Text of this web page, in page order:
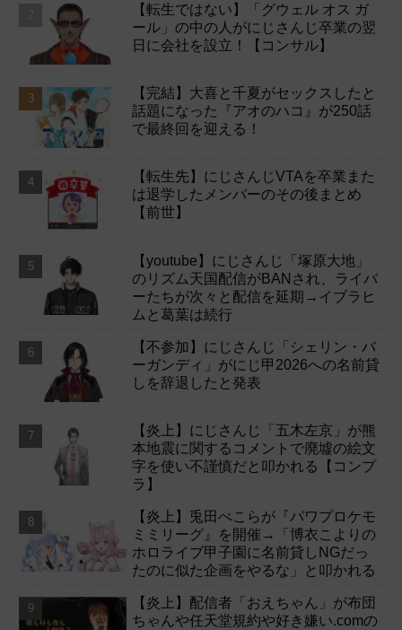
【転生ではない】「グウェル オス ガ
ール」の中の人がにじさんじ卒業の翌
日に会社を設立！【コンサル】
【完結】大喜と千夏がセックスしたと
話題になった『アオのハコ』が250話
で最終回を迎える！
【転生先】にじさんじVTAを卒業また
は退学したメンバーのその後まとめ
【前世】
【youtube】にじさんじ「塚原大地」
のリズム天国配信がBANされ、ライバ
ーたちが次々と配信を延期→イブラヒ
ムと葛葉は続行
【不参加】にじさんじ「シェリン・バ
ーガンディ」がにじ甲2026への名前貸
しを辞退したと発表
【炎上】にじさんじ「五木左京」が熊
本地震に関するコメントで廃墟の絵文
字を使い不謹慎だと叩かれる【コンプ
ラ】
【炎上】兎田ぺこらが『パワプロケモ
ミミリーグ』を開催→「博衣こよりの
ホロライブ甲子園に名前貸しNGだっ
たのに似た企画をやるな」と叩かれる
【炎上】配信者「おえちゃん」が布団
ちゃんや任天堂規約や好き嫌い.comの